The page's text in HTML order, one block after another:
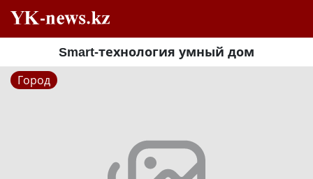
Smart-технология умный дом
Город